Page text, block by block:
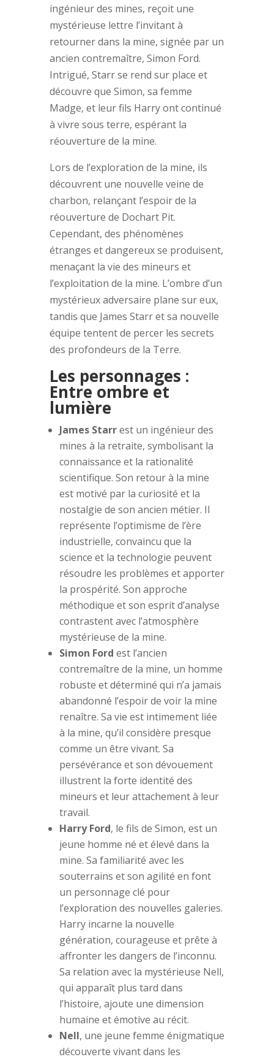
ingénieur des mines, reçoit une
mystérieuse lettre l’invitant à
retourner dans la mine, signée par un
ancien contremaître, Simon Ford.
Intrigué, Starr se rend sur place et
découvre que Simon, sa femme
Madge, et leur fils Harry ont continué
à vivre sous terre, espérant la
réouverture de la mine.
Lors de l’exploration de la mine, ils
découvrent une nouvelle veine de
charbon, relançant l’espoir de la
réouverture de Dochart Pit.
Cependant, des phénomènes
étranges et dangereux se produisent,
menaçant la vie des mineurs et
l’exploitation de la mine. L’ombre d’un
mystérieux adversaire plane sur eux,
tandis que James Starr et sa nouvelle
équipe tentent de percer les secrets
des profondeurs de la Terre.
Les personnages :
Entre ombre et
lumière
James Starrest un ingénieur des
mines à la retraite, symbolisant la
connaissance et la rationalité
scientifique. Son retour à la mine
est motivé par la curiosité et la
nostalgie de son ancien métier. Il
représente l’optimisme de l’ère
industrielle, convaincu que la
science et la technologie peuvent
résoudre les problèmes et apporter
la prospérité. Son approche
méthodique et son esprit d’analyse
contrastent avec l’atmosphère
mystérieuse de la mine.
Simon Ford est l’ancien
contremaître de la mine, un homme
robuste et déterminé qui n’a jamais
abandonné l’espoir de voir la mine
renaître. Sa vie est intimement liée
à la mine, qu’il considère presque
comme un être vivant. Sa
persévérance et son dévouement
illustrent la forte identité des
mineurs et leur attachement à leur
travail.
Harry Ford, le fils de Simon, est un
jeune homme né et élevé dans la
mine. Sa familiarité avec les
souterrains et son agilité en font
un personnage clé pour
l’exploration des nouvelles galeries.
Harry incarne la nouvelle
génération, courageuse et prête à
affronter les dangers de l’inconnu.
Sa relation avec la mystérieuse Nell,
qui apparaît plus tard dans
l’histoire, ajoute une dimension
humaine et émotive au récit.
Nell, une jeune femme énigmatique
découverte vivant dans les